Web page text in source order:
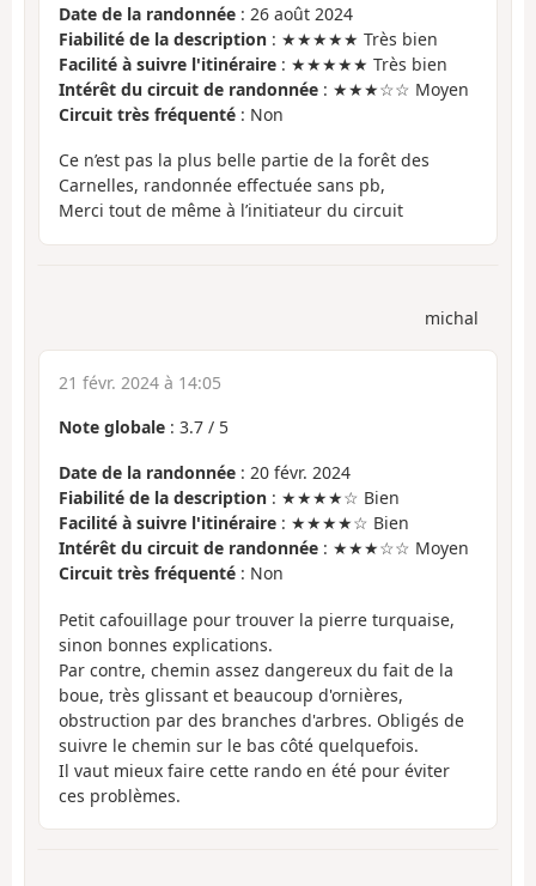
Date de la randonnée : 26 août 2024
Fiabilité de la description : ★★★★★ Très bien
Facilité à suivre l'itinéraire : ★★★★★ Très bien
Intérêt du circuit de randonnée : ★★★☆☆ Moyen
Circuit très fréquenté : Non
Ce n’est pas la plus belle partie de la forêt des
Carnelles, randonnée effectuée sans pb,
Merci tout de même à l’initiateur du circuit
michal
21 févr. 2024 à 14:05
Note globale : 3.7 / 5
Date de la randonnée : 20 févr. 2024
Fiabilité de la description : ★★★★☆ Bien
Facilité à suivre l'itinéraire : ★★★★☆ Bien
Intérêt du circuit de randonnée : ★★★☆☆ Moyen
Circuit très fréquenté : Non
Petit cafouillage pour trouver la pierre turquaise,
sinon bonnes explications.
Par contre, chemin assez dangereux du fait de la
boue, très glissant et beaucoup d'ornières,
obstruction par des branches d'arbres. Obligés de
suivre le chemin sur le bas côté quelquefois.
Il vaut mieux faire cette rando en été pour éviter
ces problèmes.